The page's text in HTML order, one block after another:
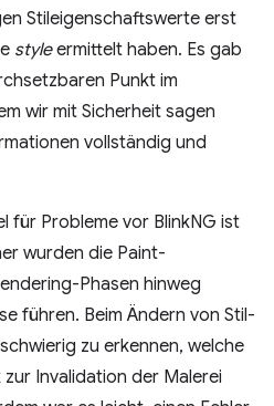
Stileigenschaftswerte erst
styleermittelt haben. Es gab
Punkt im
wir mit Sicherheit sagen
vollständig und
für Probleme vor BlinkNG ist
wurden die Paint-
Phasen hinweg
führen. Beim Ändern von Stil-
zu erkennen, welche
Invalidation der Malerei